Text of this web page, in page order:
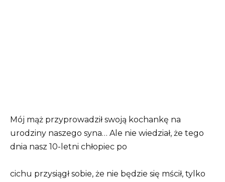
Mój mąż przyprowadził swoją kochankę na
urodziny naszego syna… Ale nie wiedział, że tego
dnia nasz 10-letni chłopiec po
cichu przysiągł sobie, że nie będzie się mścił, tylko